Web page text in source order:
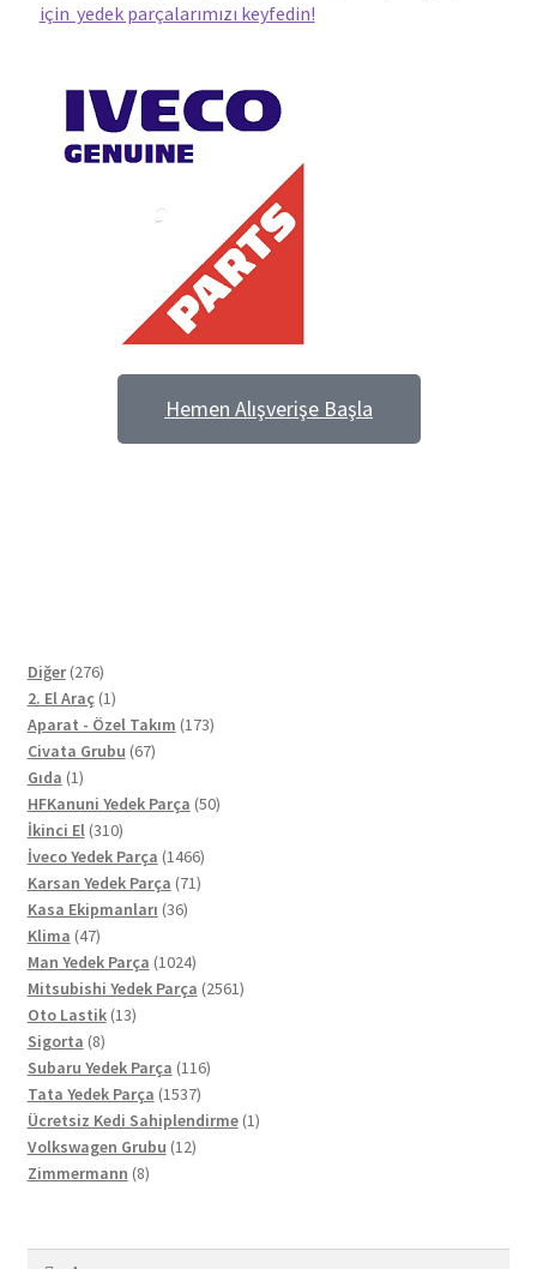
için yedek parçalarımızı keyfedin!
Hemen Alışverişe Başla
Diğer 276
2. El Araç 1
Aparat - Özel Takım 173
Civata Grubu 67
Gıda 1
HFKanuni Yedek Parça 50
İkinci El 310
İveco Yedek Parça 1466
Karsan Yedek Parça 71
Kasa Ekipmanları 36
Klima 47
Man Yedek Parça 1024
Mitsubishi Yedek Parça 2561
Oto Lastik 13
Sigorta 8
Subaru Yedek Parça 116
Tata Yedek Parça 1537
Ücretsiz Kedi Sahiplendirme 1
Volkswagen Grubu 12
Zimmermann 8